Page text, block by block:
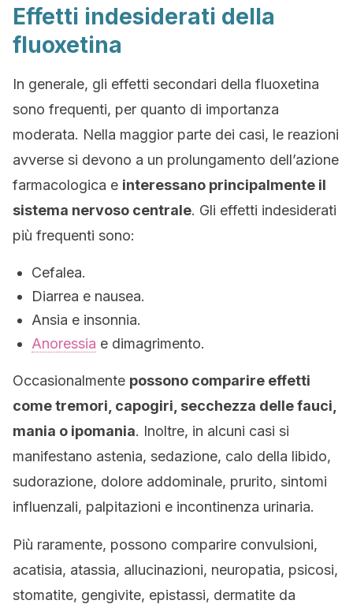
Effetti indesiderati della
fluoxetina
In generale, gli effetti secondari della fluoxetina
sono frequenti, per quanto di importanza
moderata. Nella maggior parte dei casi, le reazioni
avverse si devono a un prolungamento dell’azione
farmacologica e interessano principalmente il
sistema nervoso centrale. Gli effetti indesiderati
più frequenti sono:
Cefalea.
Diarrea e nausea.
Ansia e insonnia.
Anoressia e dimagrimento.
Occasionalmente possono comparire effetti
come tremori, capogiri, secchezza delle fauci,
mania o ipomania. Inoltre, in alcuni casi si
manifestano astenia, sedazione, calo della libido,
sudorazione, dolore addominale, prurito, sintomi
influenzali, palpitazioni e incontinenza urinaria.
Più raramente, possono comparire convulsioni,
acatisia, atassia, allucinazioni, neuropatia, psicosi,
stomatite, gengivite, epistassi, dermatite da